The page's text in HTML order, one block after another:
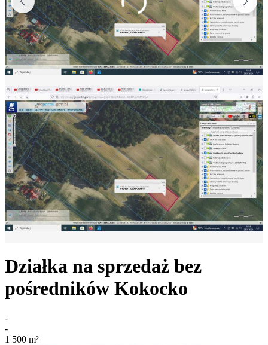
Działka na sprzedaż bez
pośredników Kokocko
-
-
1 500 m²